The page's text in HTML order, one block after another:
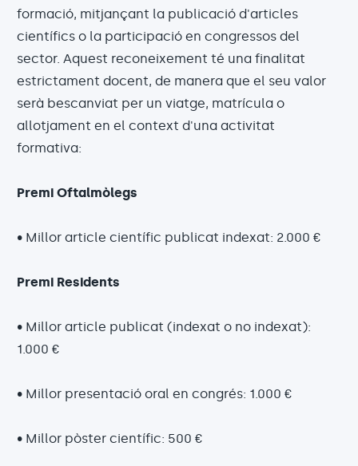
formació, mitjançant la publicació d'articles
científics o la participació en congressos del
sector. Aquest reconeixement té una finalitat
estrictament docent, de manera que el seu valor
serà bescanviat per un viatge, matrícula o
allotjament en el context d'una activitat
formativa:
Premi Oftalmòlegs
• Millor article científic publicat indexat: 2.000 €
Premi Residents
• Millor article publicat (indexat o no indexat):
1.000 €
• Millor presentació oral en congrés: 1.000 €
• Millor pòster científic: 500 €